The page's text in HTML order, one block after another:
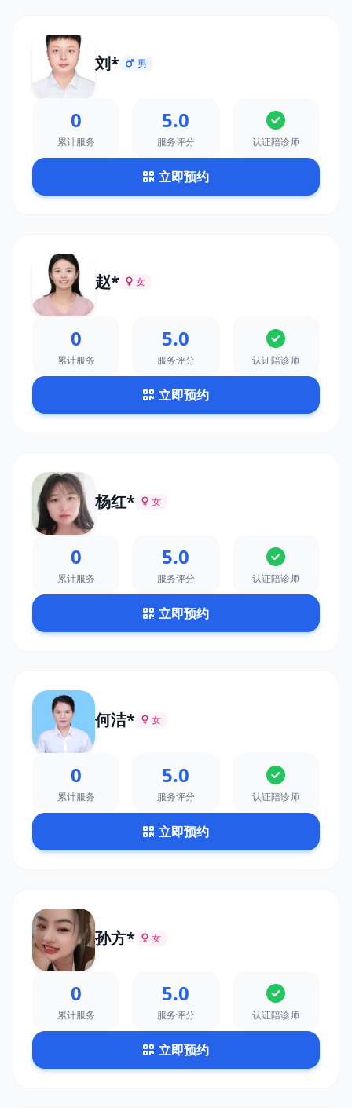
刘* 男
0
累计服务
5.0
服务评分 认证陪诊师
立即预约
赵* 女
0
累计服务
5.0
服务评分 认证陪诊师
立即预约
杨红* 女
0
累计服务
5.0
服务评分 认证陪诊师
立即预约
何洁* 女
0
累计服务
5.0
服务评分 认证陪诊师
立即预约
孙方* 女
0
累计服务
5.0
服务评分 认证陪诊师
立即预约